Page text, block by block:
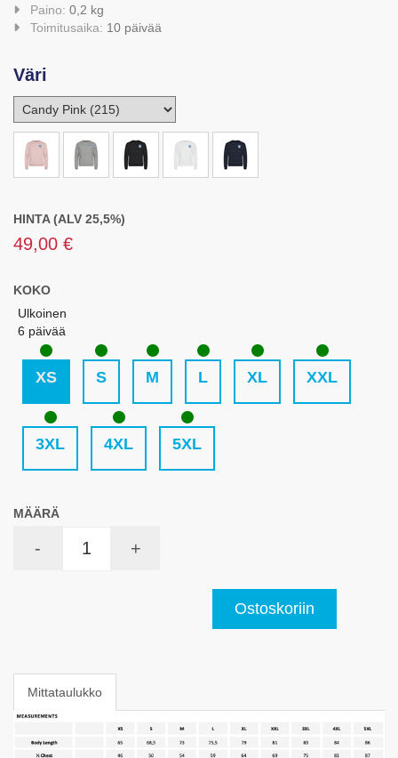
Paino: 0,2 kg
Toimitusaika: 10 päivää
Väri
HINTA (ALV 25,5%)
49,00 €
KOKO
Ulkoinen
6 päivää
XS S M L XL XXL
3XL 4XL 5XL
MÄÄRÄ
- +
Ostoskoriin
Mittataulukko